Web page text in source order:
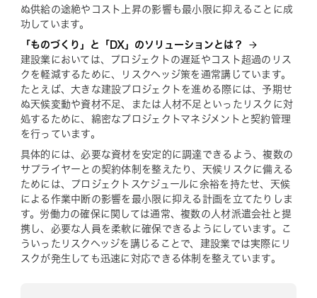
ぬ供給の途絶やコスト上昇の影響も最小限に抑えることに成
功しています。
「ものづくり」と「DX」のソリューションとは？
建設業においては、プロジェクトの遅延やコスト超過のリス
クを軽減するために、リスクヘッジ策を通常講じています。
たとえば、大きな建設プロジェクトを進める際には、予期せ
ぬ天候変動や資材不足、または人材不足といったリスクに対
処するために、綿密なプロジェクトマネジメントと契約管理
を行っています。
具体的には、必要な資材を安定的に調達できるよう、複数の
サプライヤーとの契約体制を整えたり、天候リスクに備える
ためには、プロジェクトスケジュールに余裕を持たせ、天候
による作業中断の影響を最小限に抑える計画を立てたりしま
す。労働力の確保に関しては通常、複数の人材派遣会社と提
携し、必要な人員を柔軟に確保できるようにしています。こ
ういったリスクヘッジを講じることで、建設業では実際にリ
スクが発生しても迅速に対応できる体制を整えています。